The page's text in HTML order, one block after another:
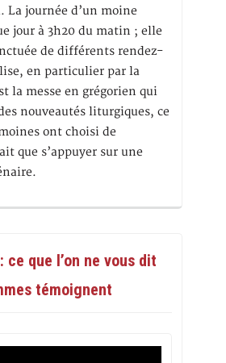
La journée d’un moine
jour à 3h20 du matin ; elle
de différents rendez-
en particulier par la
la messe en grégorien qui
nouveautés liturgiques, ce
ont choisi de
que s’appuyer sur une
ce que l’on ne vous dit
témoignent